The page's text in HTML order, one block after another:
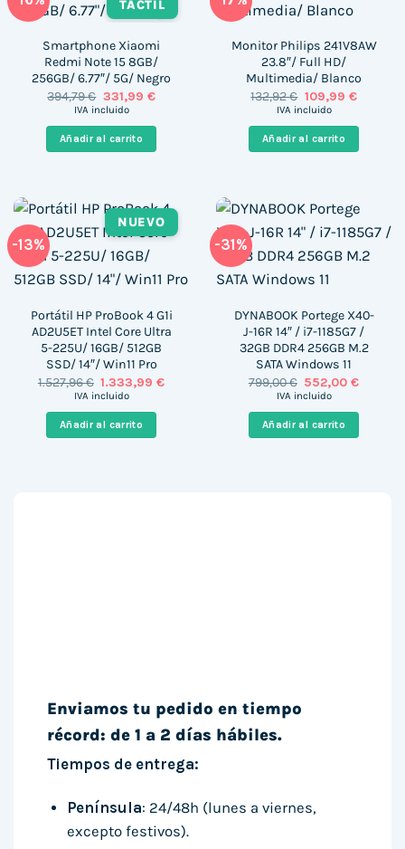
TÁCTIL
Smartphone Xiaomi
Redmi Note 15 8GB/
256GB/ 6.77″/ 5G/ Negro
394,79€ El
precio
era:
394,79 €.
331,99 €El
es:
331,99 €.
IVA incluido
Añadir al carrito
Monitor Philips 241V8AW
23.8″/ Full HD/
Multimedia/ Blanco
132,92€ El
precio
era:
132,92 €.
109,99 €El
es:
109,99 €.
IVA incluido
Añadir al carrito
-13%
NUEVO
Portátil HP ProBook 4 G1i
AD2U5ET Intel Core Ultra
5-225U/ 16GB/ 512GB
SSD/ 14″/ Win11 Pro
1.527,96€ El
precio
era:
1.527,96 €.
1.333,99€El
IVA incluido
Añadir al carrito
-31%
DYNABOOK Portege X40-
J-16R 14″ / i7-1185G7 /
32GB DDR4 256GB M.2
SATA Windows 11
799,00€ El
precio
era:
799,00 €.
552,00€El
es:
552,00
IVA incluido
Añadir al carrito
Enviamos tu pedido en tiempo
récord: de 1 a 2 días hábiles.
Tiempos de entrega:
Península: 24/48h (lunes a viernes,
excepto festivos).